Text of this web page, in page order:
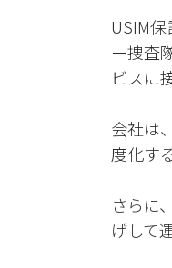
USIM
ー捜査
ビスに
会社は
度化す
さらに
げして